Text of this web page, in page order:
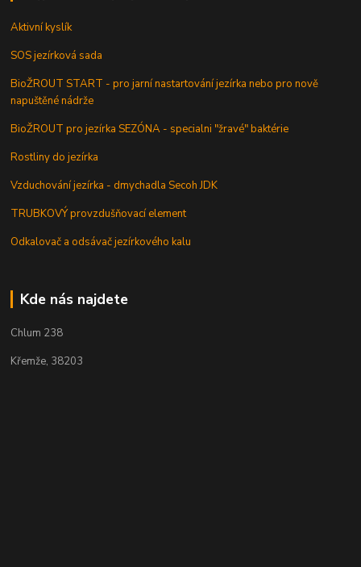
Aktivní kyslík
SOS jezírková sada
BioŽROUT START - pro jarní nastartování jezírka nebo pro nově
napuštěné nádrže
BioŽROUT pro jezírka SEZÓNA - specialni "žravé" baktérie
Rostliny do jezírka
Vzduchování jezírka - dmychadla Secoh JDK
TRUBKOVÝ provzdušňovací element
Odkalovač a odsávač jezírkového kalu
Kde nás najdete
Chlum 238
Křemže, 38203